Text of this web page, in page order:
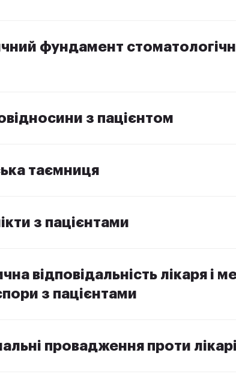
фундамент
з пацієнтом
таємниця
з пацієнтами
відповідальність лікаря і
з пацієнтами
провадження проти